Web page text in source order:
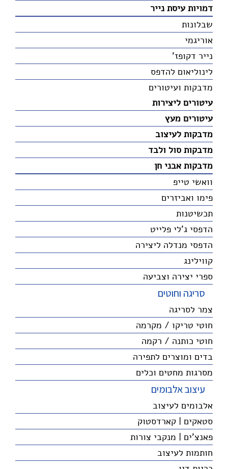
דמויות עיסת נייר
שבלונות
אוריגמי
נייר דקופז'
לינוליאום להדפס
מדבקות ועיטורים
עיטורים ליצירות
עיטורים מעץ
מדבקות לעיצוב
מדבקות סול ולבד
מדבקות אבני חן
וואשי טייפ
פימו ואביזרים
תכשיטנות
הדפסי ג'לי פלייט
הדפסי מנדלה ליצירה
קווילינג
ספרי יצירה וצביעה
סריגה וחוטים
צמר לסריגה
חוטי טריקו / מקרמה
חוטי כותנה / רקמה
בדים ומוצרים לתפירה
מסרגות מחטים וכלים
עיצוב אלבומים
אלבומים לעיצוב
סטאקים | קארדסטוק
פאנצ'ים | מנקבי צורות
חותמות לעיצוב